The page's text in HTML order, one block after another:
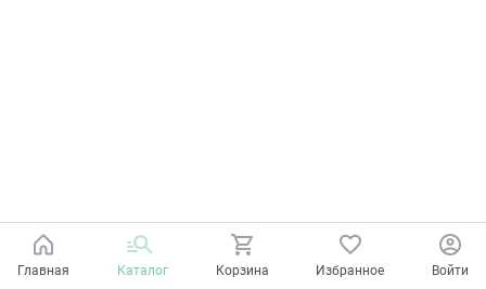
Главная Каталог Корзина Избранное Войти